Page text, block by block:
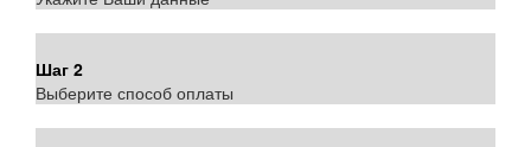
Шаг 2
Выберите способ оплаты